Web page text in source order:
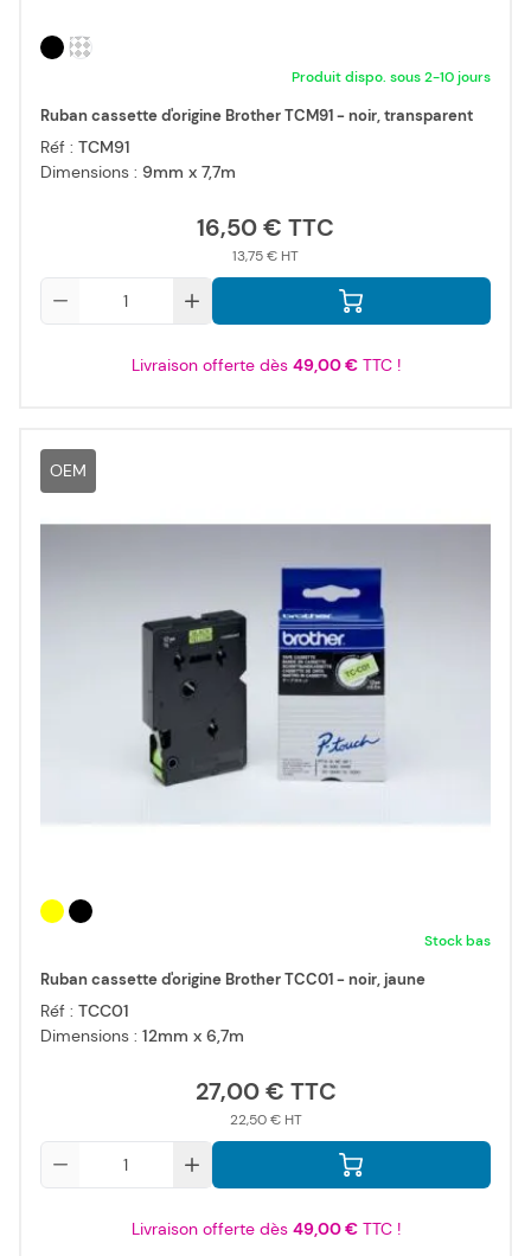
Produit dispo. sous 2-10 jours
Ruban cassette d'origine Brother TCM91 - noir, transparent
Réf : TCM91
Dimensions : 9mm x 7,7m
16,50 €
13,75 €
Livraison offerte dès 49,00 €TTC !
OEM
Stock bas
Ruban cassette d'origine Brother TCC01 - noir, jaune
Réf : TCC01
Dimensions : 12mm x 6,7m
27,00 €
22,50 €
Livraison offerte dès 49,00 €TTC !